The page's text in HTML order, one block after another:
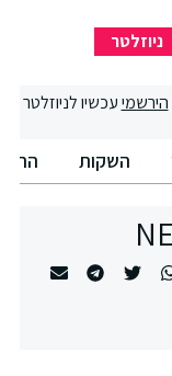
ניוזלטר
עכשיו לניוזלטר
השקות החיים